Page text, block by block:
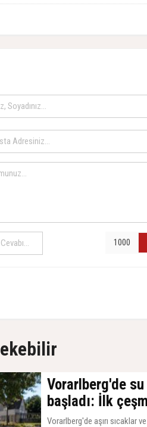
Vorarlberg'de
başladı: İlk
Vorarlberg'de aşırı sıcaklar